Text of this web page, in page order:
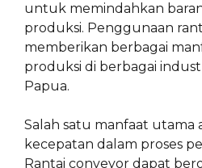
untuk memindahkan
produksi. Penggunaan
memberikan berbagai
produksi di berbagai
Papua.
Salah satu manfaat utama
kecepatan dalam proses
Rantai conveyor dapat